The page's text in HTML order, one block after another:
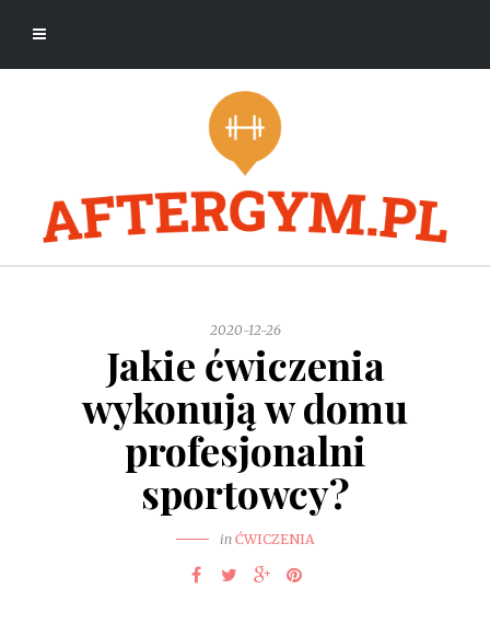
2020-12-26
Jakie ćwiczenia
wykonują w domu
profesjonalni
sportowcy?
in ĆWICZENIA